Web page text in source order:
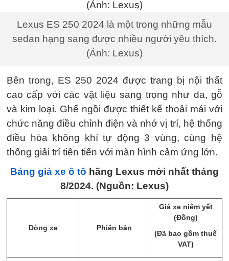
Lexus ES 250 2024 là một trong những mẫu
sedan hạng sang được nhiều người yêu thích.
(Ảnh: Lexus)
Bên trong, ES 250 2024 được trang bị nội thất
cao cấp với các vật liệu sang trọng như da, gỗ
và kim loại. Ghế ngồi được thiết kế thoải mái với
chức năng điều chỉnh điện và nhớ vị trí, hệ thống
điều hòa không khí tự động 3 vùng, cùng hệ
thống giải trí tiên tiến với màn hình cảm ứng lớn.
Bảng giá xe ô tô hãng Lexus mới nhất tháng
8/2024. (Nguồn: Lexus)
Dòng xe Phiên bản
Giá xe niêm yết
(Đồng)
(Đã bao gồm thuế
VAT)